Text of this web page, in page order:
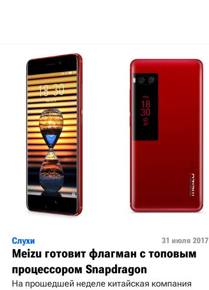
Слухи 31 июля 2017
Meizu готовит флагман с топовым
процессором Snapdragon
На прошедшей неделе китайская компания